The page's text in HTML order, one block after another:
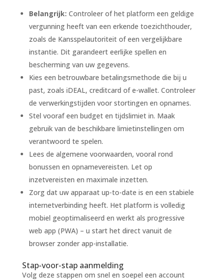
Belangrijk: Controleer of het platform een geldige
vergunning heeft van een erkende toezichthouder,
zoals de Kansspelautoriteit of een vergelijkbare
instantie. Dit garandeert eerlijke spellen en
bescherming van uw gegevens.
Kies een betrouwbare betalingsmethode die bij u
past, zoals iDEAL, creditcard of e-wallet. Controleer
de verwerkingstijden voor stortingen en opnames.
Stel vooraf een budget en tijdslimiet in. Maak
gebruik van de beschikbare limietinstellingen om
verantwoord te spelen.
Lees de algemene voorwaarden, vooral rond
bonussen en opnamevereisten. Let op
inzetvereisten en maximale inzetten.
Zorg dat uw apparaat up-to-date is en een stabiele
internetverbinding heeft. Het platform is volledig
mobiel geoptimaliseerd en werkt als progressive
web app (PWA) – u start het direct vanuit de
browser zonder app-installatie.
Stap-voor-stap aanmelding
Volg deze stappen om snel en soepel een account